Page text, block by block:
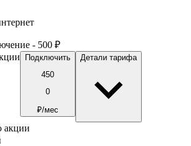
- 500 ₽
Подключить
450
0
₽/мес
Детали тарифа
акции